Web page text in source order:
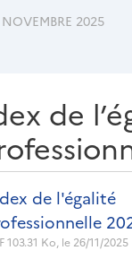
2025
de
de l'égalité
103.31 Ko, le 26/11/2025